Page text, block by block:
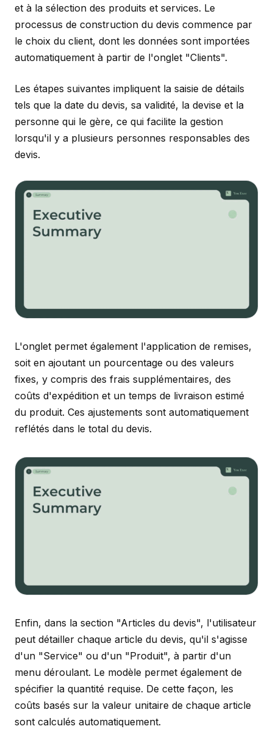
et à la sélection des produits et services. Le
processus de construction du devis commence par
le choix du client, dont les données sont importées
automatiquement à partir de l'onglet "Clients".
Les étapes suivantes impliquent la saisie de détails
tels que la date du devis, sa validité, la devise et la
personne qui le gère, ce qui facilite la gestion
lorsqu'il y a plusieurs personnes responsables des
devis.
L'onglet permet également l'application de remises,
soit en ajoutant un pourcentage ou des valeurs
fixes, y compris des frais supplémentaires, des
coûts d'expédition et un temps de livraison estimé
du produit. Ces ajustements sont automatiquement
reflétés dans le total du devis.
Enfin, dans la section "Articles du devis", l'utilisateur
peut détailler chaque article du devis, qu'il s'agisse
d'un "Service" ou d'un "Produit", à partir d'un
menu déroulant. Le modèle permet également de
spécifier la quantité requise. De cette façon, les
coûts basés sur la valeur unitaire de chaque article
sont calculés automatiquement.